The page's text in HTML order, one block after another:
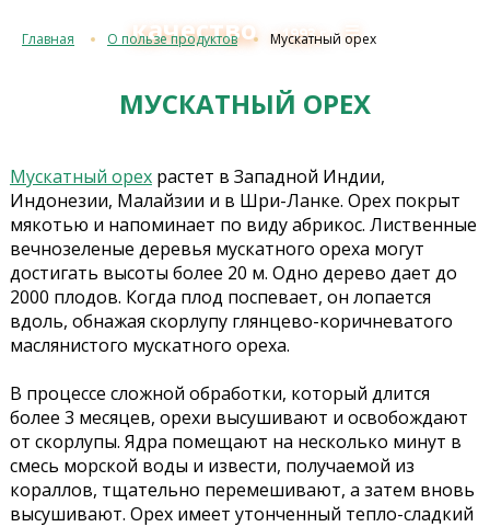
качество
с 1993 г.≡
Главная О пользе продуктов Мускатный орех
МУСКАТНЫЙ ОРЕХ
Мускатный орехрастет в Западной Индии,
Индонезии, Малайзии и в Шри-Ланке. Орех покрыт
мякотью и напоминает по виду абрикос. Лиственные
вечнозеленые деревья мускатного ореха могут
достигать высоты более 20 м. Одно дерево дает до
2000 плодов. Когда плод поспевает, он лопается
вдоль, обнажая скорлупу глянцево-коричневатого
маслянистого мускатного ореха.
В процессе сложной обработки, который длится
более 3 месяцев, орехи высушивают и освобождают
от скорлупы. Ядра помещают на несколько минут в
смесь морской воды и извести, получаемой из
кораллов, тщательно перемешивают, а затем вновь
высушивают. Орех имеет утонченный тепло-сладкий